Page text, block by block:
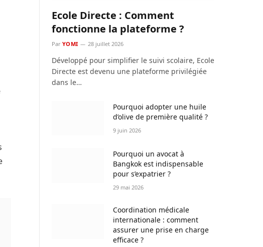
Ecole Directe : Comment
fonctionne la plateforme ?
Par YOMI 28 juillet 2026
Développé pour simplifier le suivi scolaire, Ecole
Directe est devenu une plateforme privilégiée
dans le…
Pourquoi adopter une huile
d’olive de première qualité ?
9 juin 2026
Pourquoi un avocat à
Bangkok est indispensable
pour s’expatrier ?
29 mai 2026
Coordination médicale
internationale : comment
assurer une prise en charge
efficace ?